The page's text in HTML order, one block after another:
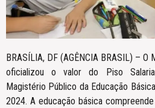
BRASÍLIA, DF (AGÊNCIA BRASIL) –
oficializou o valor do Piso
Magistério Público da Educação
2024. A educação básica